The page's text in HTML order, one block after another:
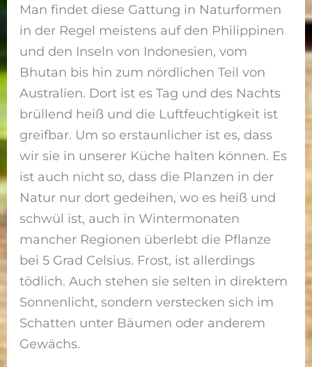
Man findet diese Gattung in Naturformen
in der Regel meistens auf den Philippinen
und den Inseln von Indonesien, vom
Bhutan bis hin zum nördlichen Teil von
Australien. Dort ist es Tag und des Nachts
brüllend heiß und die Luftfeuchtigkeit ist
greifbar. Um so erstaunlicher ist es, dass
wir sie in unserer Küche halten können. Es
ist auch nicht so, dass die Planzen in der
Natur nur dort gedeihen, wo es heiß und
schwül ist, auch in Wintermonaten
mancher Regionen überlebt die Pflanze
bei 5 Grad Celsius. Frost, ist allerdings
tödlich. Auch stehen sie selten in direktem
Sonnenlicht, sondern verstecken sich im
Schatten unter Bäumen oder anderem
Gewächs.